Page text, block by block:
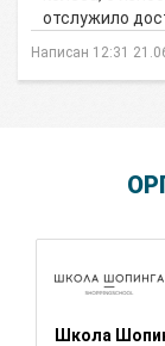
отслужило
Написан 12:31
Школа